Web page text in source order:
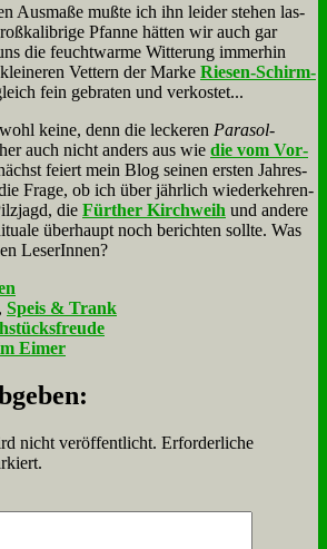
Aus­ma­ße muß­te ich ihn lei­der ste­hen las­
Pfan­ne hät­ten wir auch gar
die feucht­war­me Wit­te­rung im­mer­hin
Vet­tern der Mar­ke Rie­sen-Schirm­
fein ge­bra­ten und ver­ko­stet...
kei­ne, denn die lecke­ren Pa­ra­sol-
auch nicht an­ders aus wie die vom Vor­
fei­ert mein Blog sei­nen er­sten Jah­res­
Fra­ge, ob ich über jähr­lich wie­der­keh­ren­
die Für­ther Kirch­weih und an­de­re
über­haupt noch be­rich­ten soll­te. Was
Le­se­rIn­nen?
, Speis & Trank
Eimer
nicht veröffentlicht. Erforderliche